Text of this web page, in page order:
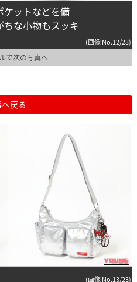
ケットなどを備
ちな小物もスッキ
(画像 No.12/23)
で次の写真へ
戻る
(画像 No.13/23)